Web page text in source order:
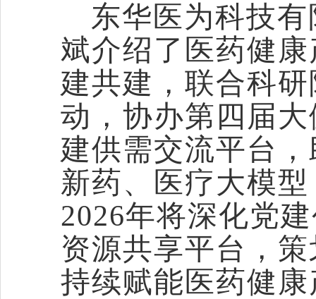
东华医为科技
斌介绍了医药健
建共建，联合科
动，协办第四届
建供需交流平台
新药、医疗大模
2026年将深化党
资源共享平台，
持续赋能医药健